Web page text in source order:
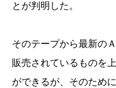
とが判明した。
そのテープから最新の
販売されているものを
ができるが、そのため